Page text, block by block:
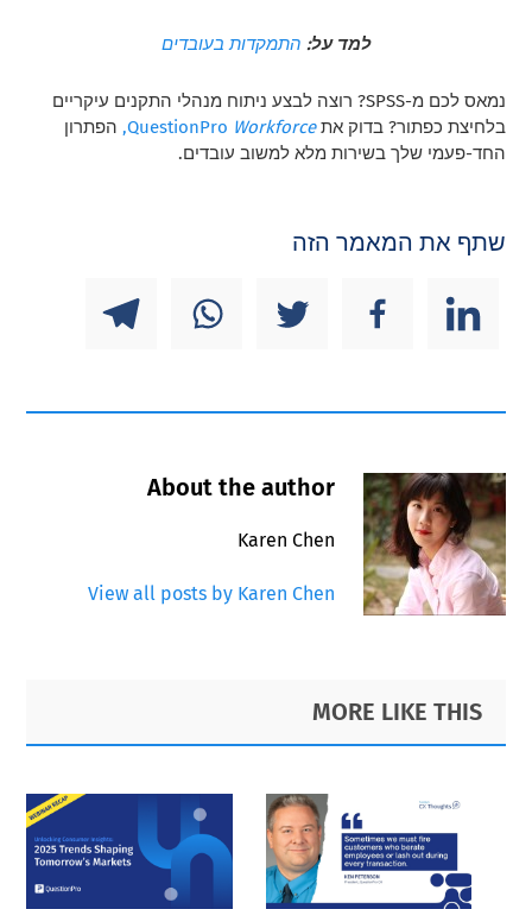
למד על: התמקדות בעובדים
נמאס לכם מ-SPSS? רוצה לבצע ניתוח מנהלי התקנים עיקריים
בלחיצת כפתור? בדוק את
QuestionPro Workforce
, הפתרון
החד-פעמי שלך בשירות מלא למשוב עובדים.
שתף את המאמר הזה
About the author
Karen Chen
View all posts by Karen Chen
Primary
Sidebar
Footer
MORE LIKE THIS